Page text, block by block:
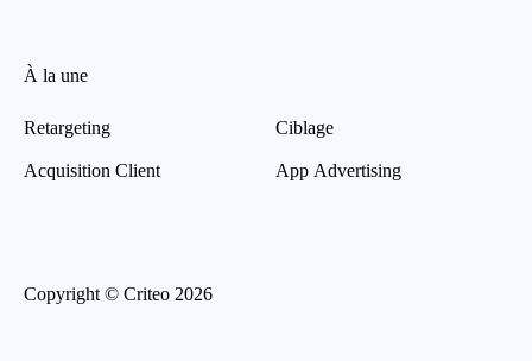
À la une
Retargeting
Acquisition Client
Ciblage
App Advertising
Copyright © Criteo 2026